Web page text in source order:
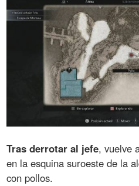
Tras derrotar al jefe, vuelve
en la esquina suroeste de la
con pollos.